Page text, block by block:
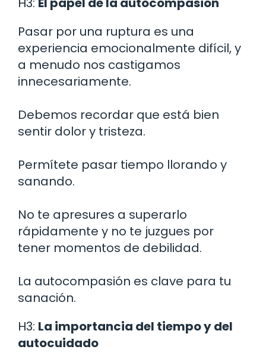
Pasar por una ruptura es una
experiencia emocionalmente difícil, y
a menudo nos castigamos
innecesariamente.
Debemos recordar que está bien
sentir dolor y tristeza.
Permítete pasar tiempo llorando y
sanando.
No te apresures a superarlo
rápidamente y no te juzgues por
tener momentos de debilidad.
La autocompasión es clave para tu
sanación.
H3: La importancia del tiempo y del
autocuidado